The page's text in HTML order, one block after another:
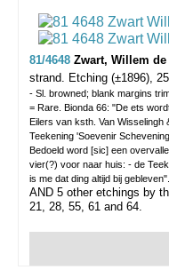
81/4648 Zwart, Willem de
strand. Etching (±1896),
- Sl. browned; blank margins
= Rare. Bionda 66: "De ets
Eilers van ksth. Van Wisselingh
Teekening 'Soevenir
Bedoeld word [sic] een
vier(?) voor naar huis: - de
is me dat ding altijd bij gebleven".
AND 5 other etchings by
21, 28, 55, 61 and 64.